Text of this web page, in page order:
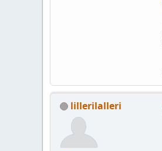
lillerilalleri